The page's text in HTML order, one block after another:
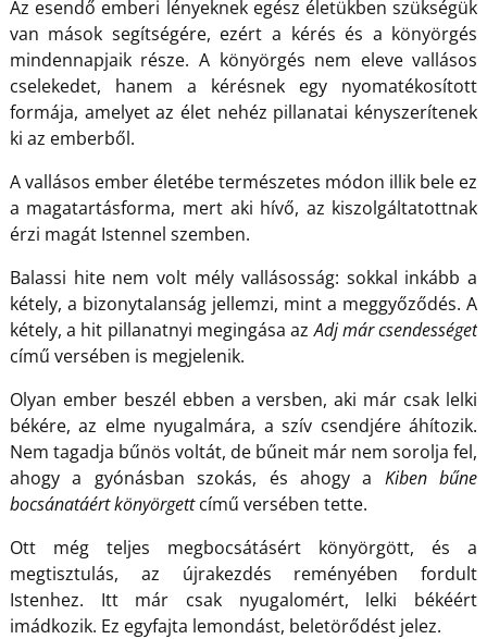
Az esendő emberi lényeknek egész életükben szükségük
van mások segítségére, ezért a kérés és a könyörgés
mindennapjaik része. A könyörgés nem eleve vallásos
cselekedet, hanem a kérésnek egy nyomatékosított
formája, amelyet az élet nehéz pillanatai kényszerítenek
ki az emberből.
A vallásos ember életébe természetes módon illik bele ez
a magatartásforma, mert aki hívő, az kiszolgáltatottnak
érzi magát Istennel szemben.
Balassi hite nem volt mély vallásosság: sokkal inkább a
kétely, a bizonytalanság jellemzi, mint a meggyőződés. A
kétely, a hit pillanatnyi megingása azAdj már csendességet
című versében is megjelenik.
Olyan ember beszél ebben a versben, aki már csak lelki
békére, az elme nyugalmára, a szív csendjére áhítozik.
Nem tagadja bűnös voltát, de bűneit már nem sorolja fel,
ahogy a gyónásban szokás, és ahogy a Kiben bűne
bocsánatáért könyörgettcímű versében tette.
Ott még teljes megbocsátásért könyörgött, és a
megtisztulás, az újrakezdés reményében fordult
Istenhez. Itt már csak nyugalomért, lelki békéért
imádkozik. Ez egyfajta lemondást, beletörődést jelez.